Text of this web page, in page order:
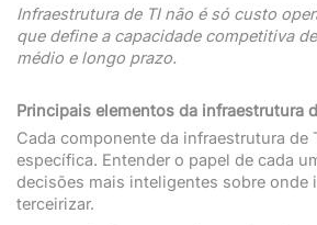
Infraestrutura de TI não é só custo
que define a capacidade competitiva
médio e longo prazo.
Principais elementos da infraestrutura
Cada componente da infraestrutura de
específica. Entender o papel de cada
decisões mais inteligentes sobre onde
terceirizar.